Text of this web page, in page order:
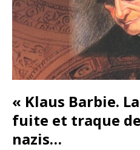
« Klaus Barbie.
fuite et traque
nazis…